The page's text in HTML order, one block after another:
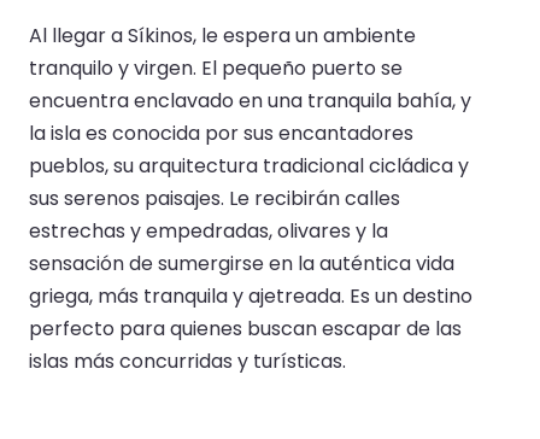
Al llegar a Síkinos, le espera un ambiente
tranquilo y virgen. El pequeño puerto se
encuentra enclavado en una tranquila bahía, y
la isla es conocida por sus encantadores
pueblos, su arquitectura tradicional cicládica y
sus serenos paisajes. Le recibirán calles
estrechas y empedradas, olivares y la
sensación de sumergirse en la auténtica vida
griega, más tranquila y ajetreada. Es un destino
perfecto para quienes buscan escapar de las
islas más concurridas y turísticas.